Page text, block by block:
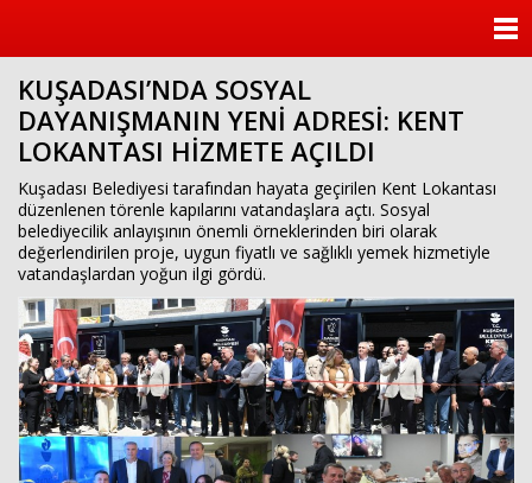
KUŞADASI’NDA SOSYAL
DAYANIŞMANIN YENİ ADRESİ: KENT
LOKANTASI HİZMETE AÇILDI
Kuşadası Belediyesi tarafından hayata geçirilen Kent Lokantası
düzenlenen törenle kapılarını vatandaşlara açtı. Sosyal
belediyecilik anlayışının önemli örneklerinden biri olarak
değerlendirilen proje, uygun fiyatlı ve sağlıklı yemek hizmetiyle
vatandaşlardan yoğun ilgi gördü.
YAZARLAR
ANKETLER
FOTO GALERİ
VİDEO GALERİ
KÜNYE
İLETİŞİM